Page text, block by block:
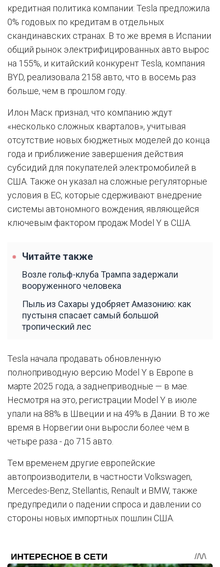
кредитная политика компании: Tesla предложила
0% годовых по кредитам в отдельных
скандинавских странах. В то же время в Испании
общий рынок электрифицированных авто вырос
на 155%, и китайский конкурент Tesla, компания
BYD, реализовала 2158 авто, что в восемь раз
больше, чем в прошлом году.
Илон Маск признал, что компанию ждут
«несколько сложных кварталов», учитывая
отсутствие новых бюджетных моделей до конца
года и приближение завершения действия
субсидий для покупателей электромобилей в
США. Также он указал на сложные регуляторные
условия в ЕС, которые сдерживают внедрение
системы автономного вождения, являющейся
ключевым фактором продаж Model Y в США.
Читайте также
Возле гольф-клуба Трампа задержали
вооруженного человека
Пыль из Сахары удобряет Амазонию: как
пустыня спасает самый большой
тропический лес
Tesla начала продавать обновленную
полноприводную версию Model Y в Европе в
марте 2025 года, а заднеприводные — в мае.
Несмотря на это, регистрации Model Y в июле
упали на 88% в Швеции и на 49% в Дании. В то же
время в Норвегии они выросли более чем в
четыре раза - до 715 авто.
Тем временем другие европейские
автопроизводители, в частности Volkswagen,
Mercedes-Benz, Stellantis, Renault и BMW, также
предупредили о падении спроса и давлении со
стороны новых импортных пошлин США.